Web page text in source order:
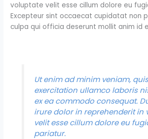
voluptate velit esse cillum dolore eu
Excepteur sint occaecat cupidatat non
culpa qui officia deserunt mollit anim id
Ut enim ad minim veniam,
exercitation ullamco laboris
ex ea commodo consequat.
irure dolor in reprehenderit in
velit esse cillum dolore eu
pariatur.